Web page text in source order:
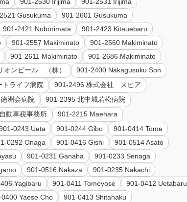
901-2530 Irijima
901-2531 Irijima
Gusukuma
901-2601 Gusukuma
901-2421 Noborimata
901-2423 Kitauebaru
901-2557 Makiminato
901-2560 Makiminato
901-2611 Makiminato
901-2686 Makiminato
オンビール （株）
901-2400 Nakagusuku Son
ライフ病院
901-2496 株式会社 スピア
洲会病院
901-2395 北中城若松病院
動車税事務所
901-2215 Maehara
0243 Ueta 901-0244 Gibo
901-0414 Tome
0292 Onaga 901-0416 Gishi
901-0514 Asato
901-0231 Ganaha
901-0233 Senaga
901-0516 Nakaza
901-0235 Nakachi
Yagibaru 901-0411 Tomoyose
901-0412 Uetabaru
Yaese Cho
901-0413 Shitahaku